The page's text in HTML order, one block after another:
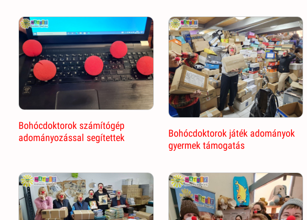
Bohócdoktorok számítógép
adományozással segítettek
Bohócdoktorok játék adományok
gyermek támogatás